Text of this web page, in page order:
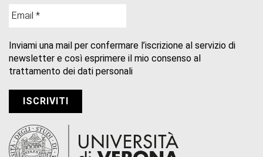
Inviami una mail per confermare l’iscrizione al servizio di
newsletter e così esprimere il mio consenso al
trattamento dei dati personali